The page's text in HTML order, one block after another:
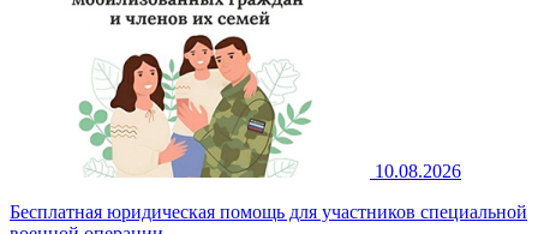
10.08.2026
Бесплатная юридическая помощь для участников специальной